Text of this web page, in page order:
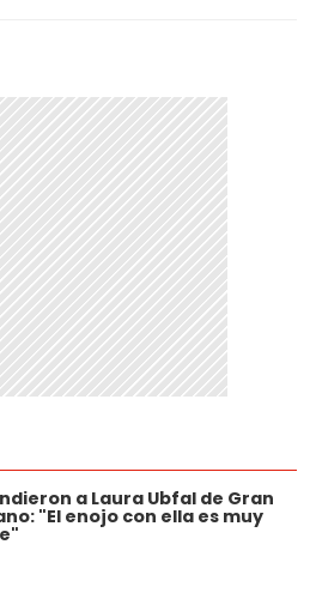
a Laura Ubfal de Gran
"El enojo con ella es muy